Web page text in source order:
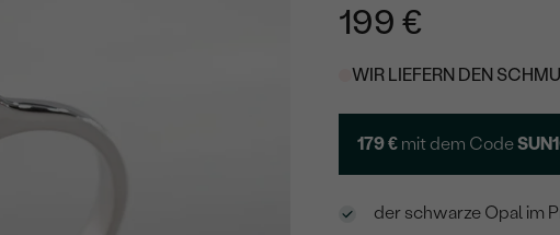
199 €
WIR LIEFERN DEN
179 € mit dem Code
der schwarze Opal im